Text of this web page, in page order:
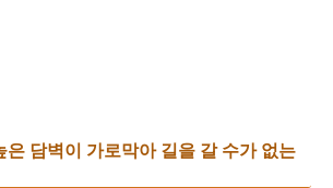
은 담벽이 가로막아 길을 갈 수가 없는